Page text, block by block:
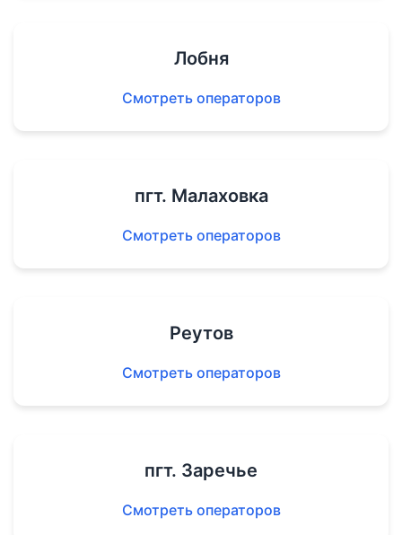
Лобня
Смотреть операторов
пгт. Малаховка
Смотреть операторов
Реутов
Смотреть операторов
пгт. Заречье
Смотреть операторов